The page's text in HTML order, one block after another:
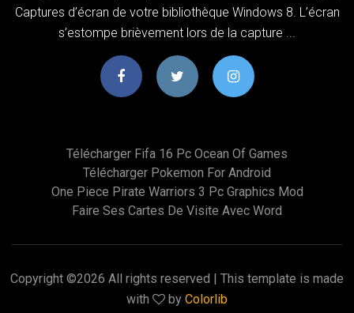
Captures d’écran de votre bibliothèque Windows 8. L’écran
s’estompe brièvement lors de la capture ...
Télécharger Fifa 16 Pc Ocean Of Games
Télécharger Pokemon For Android
One Piece Pirate Warriors 3 Pc Graphics Mod
Faire Ses Cartes De Visite Avec Word
Copyright ©2026 All rights reserved | This template is made
with
by Colorlib